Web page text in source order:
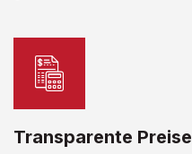
Transparente Preise